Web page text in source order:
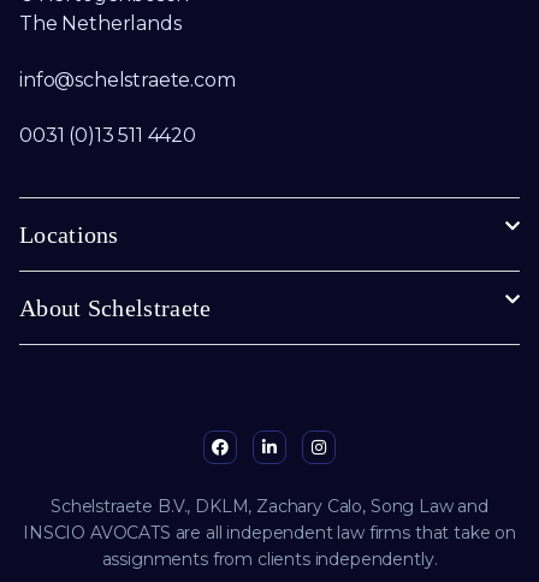
The Netherlands
info@schelstraete.com​
0031 (0)13 511 4420
Locations
About Schelstraete
Schelstraete B.V., DKLM, Zachary Calo, Song Law and
INSCIO AVOCATS are all independent law firms that take on
assignments from clients independently.